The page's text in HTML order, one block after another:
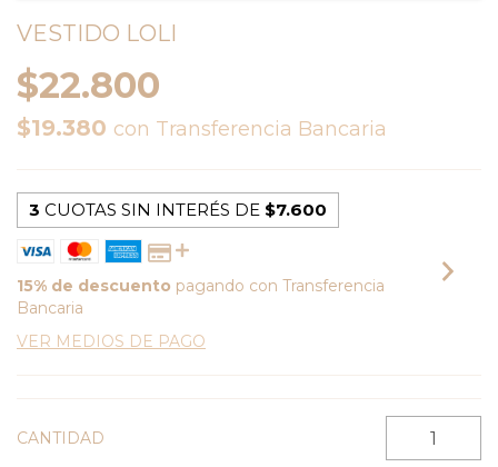
VESTIDO LOLI
$22.800
$19.380 con Transferencia Bancaria
3 CUOTAS SIN INTERÉS DE $7.600
15% de descuento pagando con Transferencia
Bancaria
VER MEDIOS DE PAGO
CANTIDAD